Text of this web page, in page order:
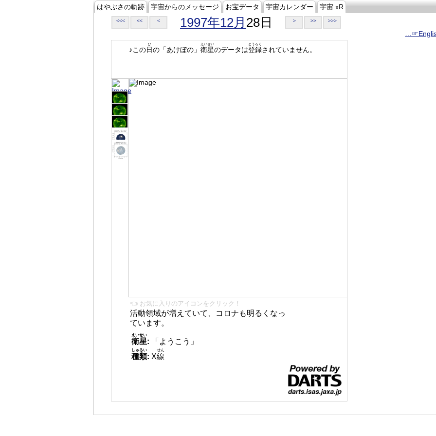
はやぶさの軌跡 宇宙からのメッセージ お宝データ 宇宙カレンダー 宇宙 xR
<<< << < 1997年12月 28日 > >> >>>
♪この日
ひ
の「あけぼの」 衛星
えいせい
のデータは登録
とうろく
されていません。
👈 お気に入りのアイコンをクリック！
活動領域が増えていて、コロナも明るくなっ
ています。
衛星
えいせい
:
「ようこう」
種類
しゅるい
: X線
せん